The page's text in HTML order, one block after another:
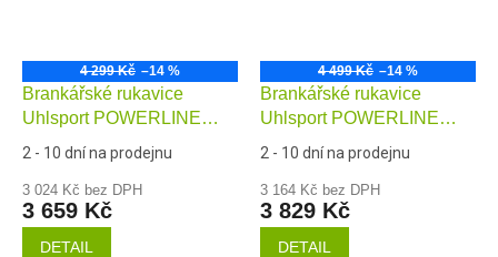
4 299 Kč –14 %
Brankářské rukavice
Uhlsport POWERLINE
Supergrip+ Reflex
2 - 10 dní na prodejnu
3 024 Kč bez DPH
3 659 Kč
DETAIL
4 499 Kč –14 %
Brankářské rukavice
Uhlsport POWERLINE
Supergrip+
2 - 10 dní na prodejnu
3 164 Kč bez DPH
3 829 Kč
DETAIL